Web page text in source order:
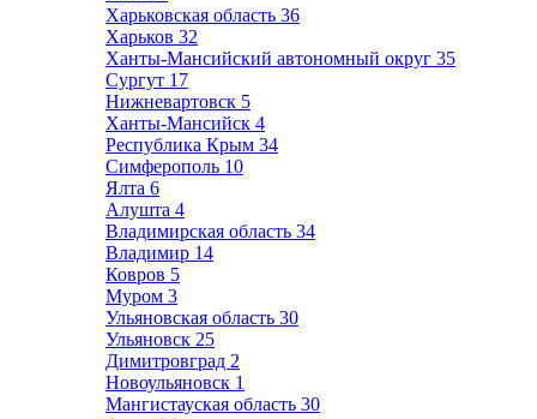
Харьковская область 36
Харьков 32
Ханты-Мансийский автономный округ 35
Сургут 17
Нижневартовск 5
Ханты-Мансийск 4
Республика Крым 34
Симферополь 10
Ялта 6
Алушта 4
Владимирская область 34
Владимир 14
Ковров 5
Муром 3
Ульяновская область 30
Ульяновск 25
Димитровград 2
Новоульяновск 1
Мангистауская область 30